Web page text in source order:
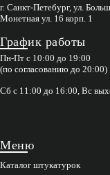
г. Санкт-Петебург, ул.
Монетная ул. 16 корп. 1
График работы
Пн-Пт с 10:00 до 19:00
(по согласованию до 20:00)
Сб с 11:00 до 16:00, Вс
Меню
Каталог штукатурок